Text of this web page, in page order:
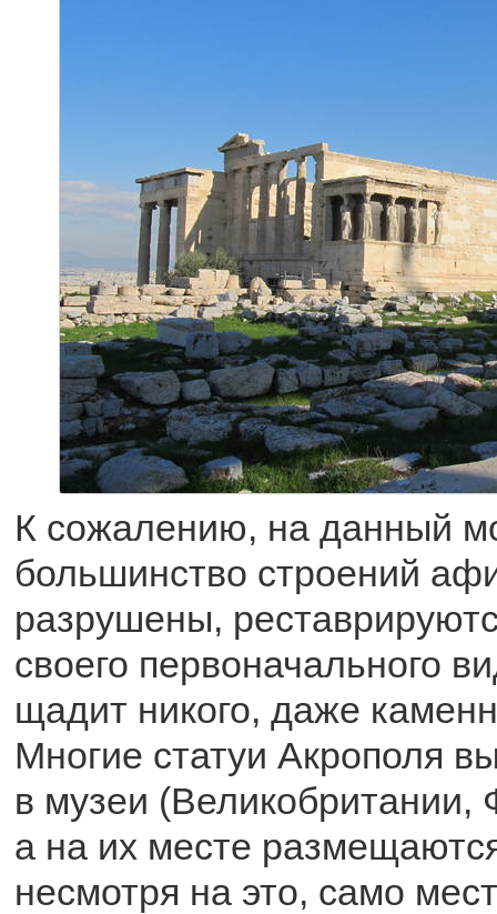
К сожалению, на данный
большинство строений
разрушены,
своего первоначального
щадит никого, даже
Многие статуи Акрополя
в музеи (Великобритании,
а на их месте
несмотря на это, само